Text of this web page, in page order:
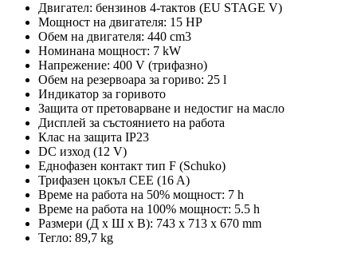
Двигател: бензинов 4-тактов (EU STAGE V)
Мощност на двигателя: 15 HP
Обем на двигателя: 440 cm3
Номинана мощност: 7 kW
Напрежение: 400 V (трифазно)
Обем на резервоара за гориво: 25 l
Индикатор за горивото
Защита от претоварване и недостиг на масло
Дисплей за състоянието на работа
Клас на защита IP23
DC изход (12 V)
Еднофазен контакт тип F (Schuko)
Трифазен цокъл CEE (16 A)
Време на работа на 50% мощност: 7 h
Време на работа на 100% мощност: 5.5 h
Размери (Д х Ш х В): 743 x 713 x 670 mm
Тегло: 89,7 kg